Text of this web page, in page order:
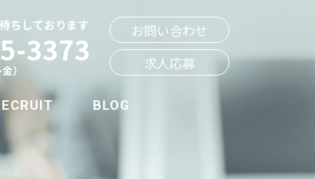
ちしております
3373
）
お問い合わせ
求人応募
ジャルクのいいところ
スタッフ紹介
募集要項一覧
求人応募
BLOG